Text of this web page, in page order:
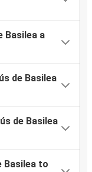
Basilea a
de Basilea
de Basilea
Basilea to